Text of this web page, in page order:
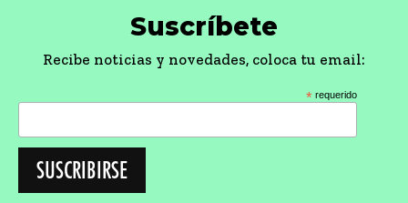
Suscríbete
Recibe noticias y novedades, coloca tu email:
* requerido